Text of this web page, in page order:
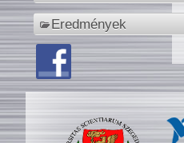
Eredmények